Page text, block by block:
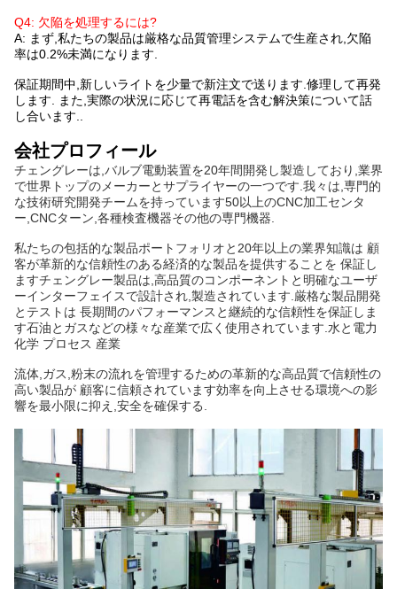
Q4: 欠陥を処理するには?
A: まず,私たちの製品は厳格な品質管理システムで生産され,欠陥
率は0.2%未満になります.
保証期間中,新しいライトを少量で新注文で送ります.修理して再発
します. また,実際の状況に応じて再電話を含む解決策について話
し合います..
会社プロフィール
チェングレーは,バルブ電動装置を20年間開発し製造しており,業界
で世界トップのメーカーとサプライヤーの一つです.我々は,専門的
な技術研究開発チームを持っています50以上のCNC加工センタ
ー,CNCターン,各種検査機器その他の専門機器.
私たちの包括的な製品ポートフォリオと20年以上の業界知識は 顧
客が革新的な信頼性のある経済的な製品を提供することを 保証し
ますチェングレー製品は,高品質のコンポーネントと明確なユーザ
ーインターフェイスで設計され,製造されています.厳格な製品開発
とテストは 長期間のパフォーマンスと継続的な信頼性を保証しま
す石油とガスなどの様々な産業で広く使用されています.水と電力
化学 プロセス 産業
流体,ガス,粉末の流れを管理するための革新的な高品質で信頼性の
高い製品が 顧客に信頼されています効率を向上させる環境への影
響を最小限に抑え,安全を確保する.